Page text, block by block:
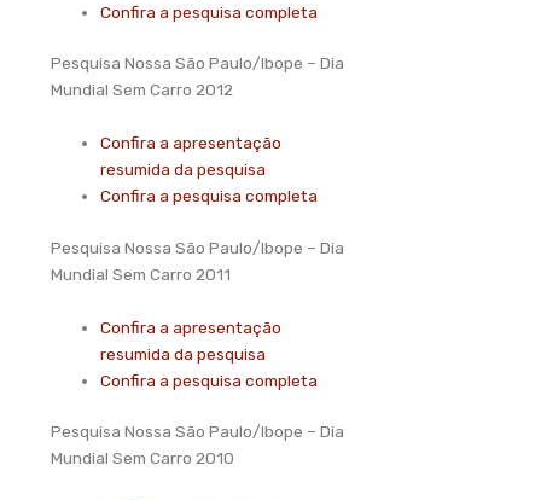
Confira a pesquisa completa
Pesquisa Nossa São Paulo/Ibope – Dia
Mundial Sem Carro 2012
Confira a apresentação
resumida da pesquisa
Confira a pesquisa completa
Pesquisa Nossa São Paulo/Ibope – Dia
Mundial Sem Carro 2011
Confira a apresentação
resumida da pesquisa
Confira a pesquisa completa
Pesquisa Nossa São Paulo/Ibope – Dia
Mundial Sem Carro 2010